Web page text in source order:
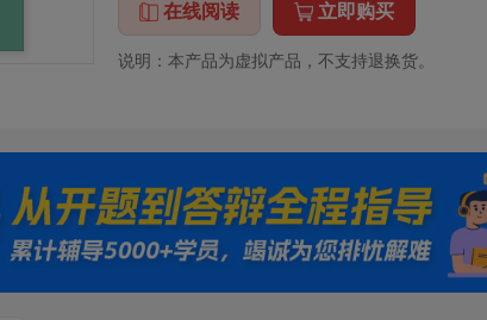
在线阅读 立即购买
说明：本产品为虚拟产品，不支持退换货。